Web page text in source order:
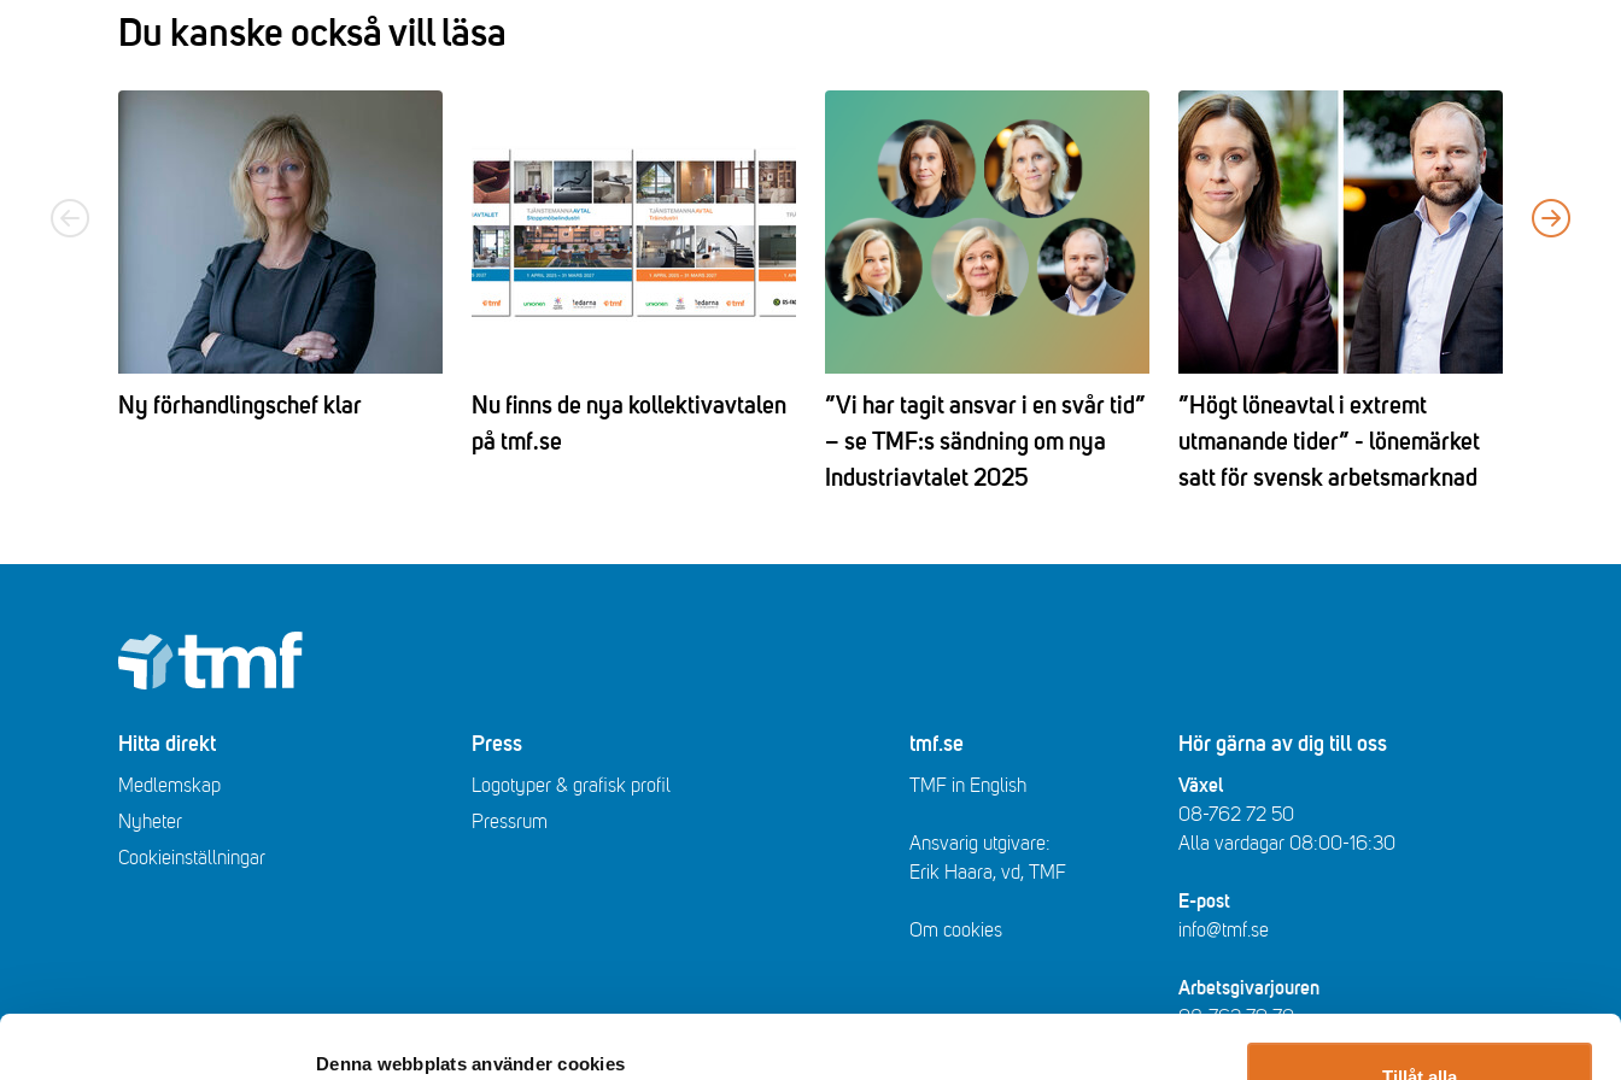
Denna webbplats använder cookies
Du kanske också vill läsa
Ny förhandlingschef klar
Nu finns de nya kollektivavtalen
på tmf.se
”Vi har tagit ansvar i en svår tid”
– se TMF:s sändning om nya
Industriavtalet 2025
”Högt löneavtal i extremt
utmanande tider” - lönemärket
satt för svensk arbetsmarknad
Hitta direkt
Medlemskap
Nyheter
Cookieinställningar
Press
Logotyper & grafisk profil
Pressrum
tmf.se
TMF in English
Ansvarig utgivare:
Erik Haara, vd, TMF
Om cookies
Hör gärna av dig till oss
Växel
08-762 72 50
Alla vardagar 08:00-16:30​​
E-post
info@tmf.se
Arbetsgivarjouren
08-762 79 70
arbetsgivarjouren@tmf.se
Vardagar kl 08:30-16:30 - lunchstängt